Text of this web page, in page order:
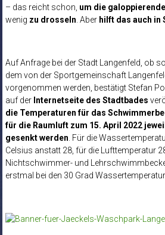
– das reicht schon, um die
wenig zu drosseln . Aber hilft das auch in
Auf Anfrage bei der Stadt Langenfeld, ob
dem von der Sportgemeinschaft
vorgenommen werden, bestätigt Stefan
auf der Internetseite des Stadtbades
die Temperaturen für das
für die Raumluft zum 15. April 2022
gesenkt werden . Für die
Celsius anstatt 28, für die Lufttemperatur
Nichtschwimmer- und
erstmal bei den 30 Grad Wassertemperatur